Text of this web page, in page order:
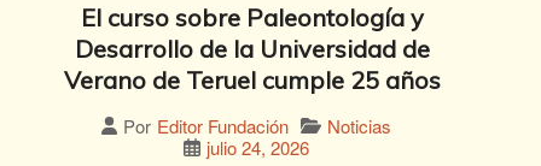
El curso sobre Paleontología y
Desarrollo de la Universidad de
Verano de Teruel cumple 25 años
Por Editor Fundación
Noticias
julio 24, 2026